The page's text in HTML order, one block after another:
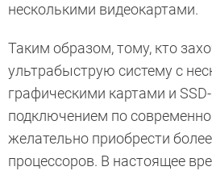
несколькими видеокартами.
Таким образом, тому, кто
ультрабыструю систему с
графическими картами и
подключением по
желательно приобрести
процессоров. В настоящее